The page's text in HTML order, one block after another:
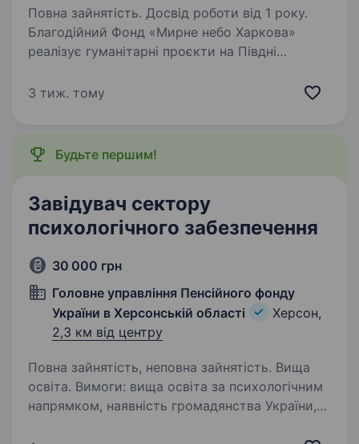
Повна зайнятість. Досвід роботи від 1 року.
Благодійний Фонд «Мирне небо Харкова»
реалізує гуманітарні проєкти на Півдні
проєкту у Херсонській області ми в пошуку
3 тиж. тому
Будьте першим!
Завідувач сектору
психологічного забезпечення
30 000 грн
Головне управління Пенсійного фонду
України в Херсонській області
Херсон,
2,3 км від центру
Повна зайнятість, неповна зайнятість. Вища
освіта. Вимоги: вища освіта за психологічним
напрямком, наявність громадянства України,